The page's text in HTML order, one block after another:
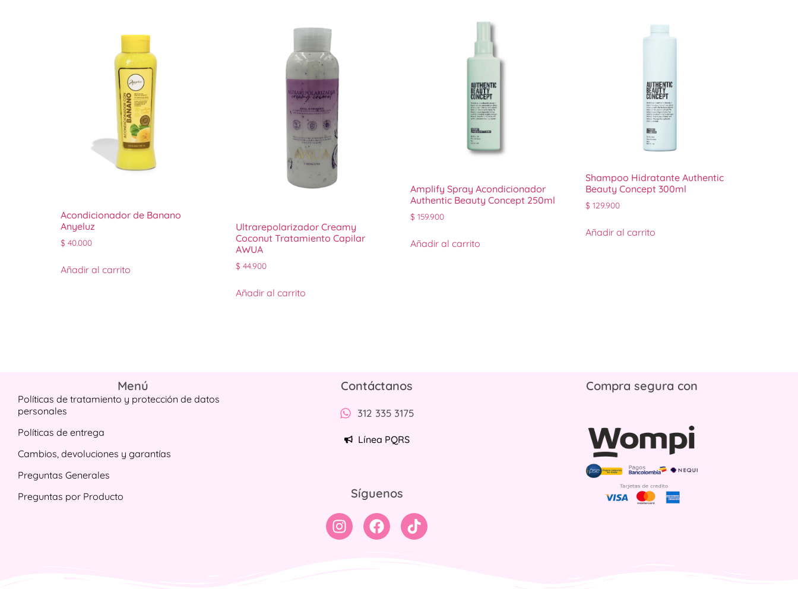
Acondicionador de Banano
Anyeluz
$ 40.000
Añadir al carrito
Ultrarepolarizador Creamy
Coconut Tratamiento Capilar
AWUA
$ 44.900
Añadir al carrito
Amplify Spray Acondicionador
Authentic Beauty Concept 250ml
$ 159.900
Añadir al carrito
Shampoo Hidratante Authentic
Beauty Concept 300ml
$ 129.900
Añadir al carrito
Menú
Políticas de tratamiento y protección de datos
personales
Políticas de entrega
Cambios, devoluciones y garantías
Preguntas Generales
Preguntas por Producto
Contáctanos
312 335 3175
Línea PQRS
Síguenos
Compra segura con